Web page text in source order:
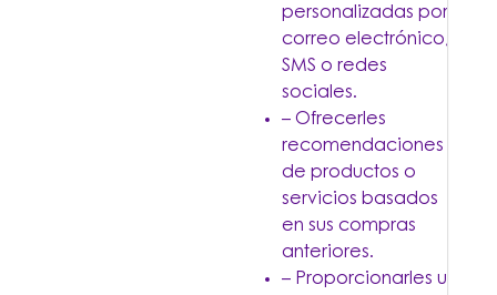
personalizadas por
correo electrónico,
SMS o redes
sociales.
– Ofrecerles
recomendaciones
de productos o
servicios basados
en sus compras
anteriores.
– Proporcionarles un